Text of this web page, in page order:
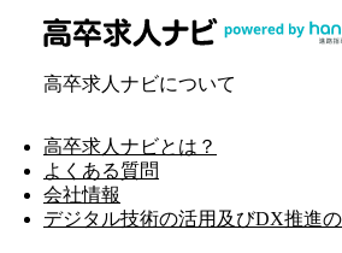
高卒求人ナビについて
高卒求人ナビとは？
よくある質問
会社情報
デジタル技術の活用及びDX推進